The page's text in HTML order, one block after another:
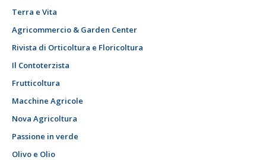
Terra e Vita
Agricommercio & Garden Center
Rivista di Orticoltura e Floricoltura
Il Contoterzista
Frutticoltura
Macchine Agricole
Nova Agricoltura
Passione in verde
Olivo e Olio